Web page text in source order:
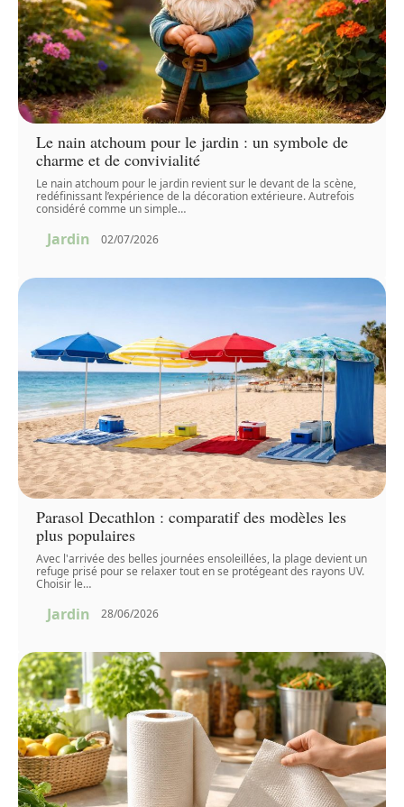
Le nain atchoum pour le jardin : un symbole de
charme et de convivialité
Le nain atchoum pour le jardin revient sur le devant de la scène,
redéfinissant l’expérience de la décoration extérieure. Autrefois
considéré comme un simple…
Jardin 02/07/2026
Parasol Decathlon : comparatif des modèles les
plus populaires
Avec l'arrivée des belles journées ensoleillées, la plage devient un
refuge prisé pour se relaxer tout en se protégeant des rayons UV.
Choisir le…
Jardin 28/06/2026